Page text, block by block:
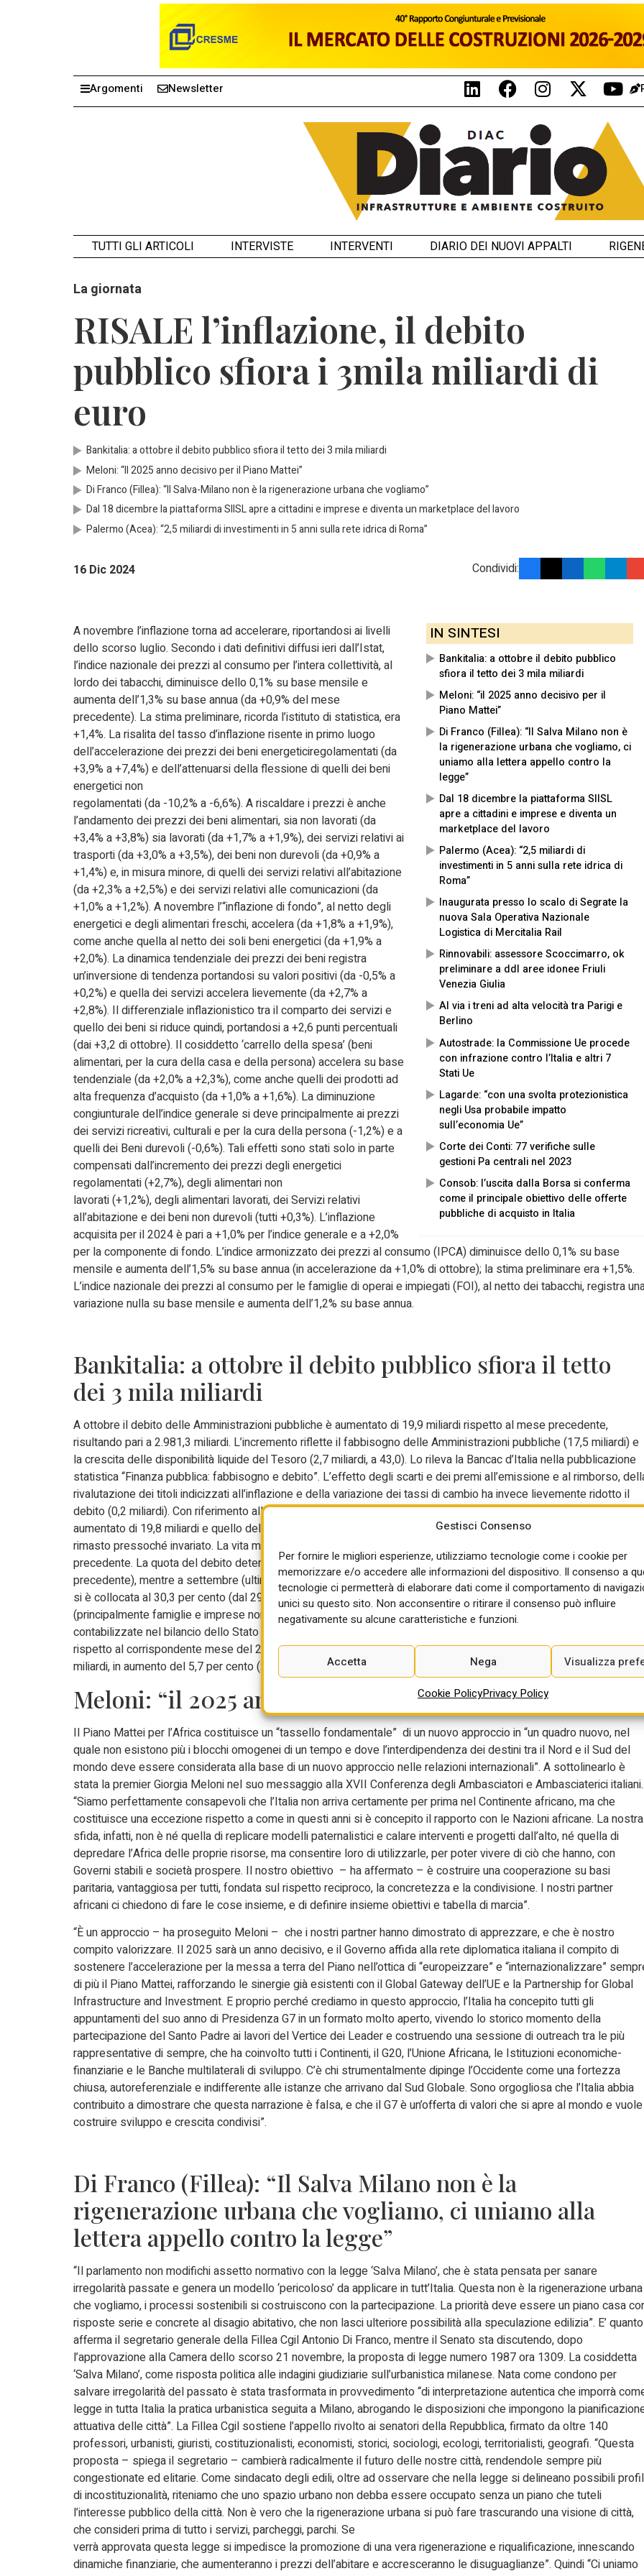
Gestisci Consenso
Per fornire le migliori esperienze, utilizziamo tecnologie come i cookie per
memorizzare e/o accedere alle informazioni del dispositivo. Il consenso a
tecnologie ci permetterà di elaborare dati come il comportamento di
unici su questo sito. Non acconsentire o ritirare il consenso può influire
negativamente su alcune caratteristiche e funzioni.
Accetta Nega Visualizza
Cookie PolicyPrivacy Policy
Argomenti Newsletter
TUTTI GLI ARTICOLI INTERVISTE INTERVENTI DIARIO DEI NUOVI APPALTI
La giornata
RISALE l’inflazione, il debito
pubblico sfiora i 3mila miliardi di
euro
Bankitalia: a ottobre il debito pubblico sfiora il tetto dei 3 mila miliardi
Meloni: “Il 2025 anno decisivo per il Piano Mattei”
Di Franco (Fillea): “Il Salva-Milano non è la rigenerazione urbana che vogliamo”
Dal 18 dicembre la piattaforma SIISL apre a cittadini e imprese e diventa un marketplace del lavoro
Palermo (Acea): “2,5 miliardi di investimenti in 5 anni sulla rete idrica di Roma”
16 Dic 2024 Condividi:
IN SINTESI
Bankitalia: a ottobre il debito pubblico
sfiora il tetto dei 3 mila miliardi
Meloni: “il 2025 anno decisivo per il
Piano Mattei”
Di Franco (Fillea): “Il Salva Milano non è
la rigenerazione urbana che vogliamo, ci
uniamo alla lettera appello contro la
legge”
Dal 18 dicembre la piattaforma SIISL
apre a cittadini e imprese e diventa un
marketplace del lavoro
Palermo (Acea): “2,5 miliardi di
investimenti in 5 anni sulla rete idrica di
Roma”
Inaugurata presso lo scalo di Segrate la
nuova Sala Operativa Nazionale
Logistica di Mercitalia Rail
Rinnovabili: assessore Scoccimarro, ok
preliminare a ddl aree idonee Friuli
Venezia Giulia
Al via i treni ad alta velocità tra Parigi e
Berlino
Autostrade: la Commissione Ue procede
con infrazione contro l’Italia e altri 7
Stati Ue
Lagarde: “con una svolta protezionistica
negli Usa probabile impatto
sull’economia Ue”
Corte dei Conti: 77 verifiche sulle
gestioni Pa centrali nel 2023
Consob: l’uscita dalla Borsa si conferma
come il principale obiettivo delle offerte
pubbliche di acquisto in Italia
A novembre l’inflazione torna ad accelerare, riportandosi ai livelli
dello scorso luglio. Secondo i dati definitivi diffusi ieri dall’Istat,
l’indice nazionale dei prezzi al consumo per l’intera collettività, al
lordo dei tabacchi, diminuisce dello 0,1% su base mensile e
aumenta dell’1,3% su base annua (da +0,9% del mese
precedente). La stima preliminare, ricorda l’istituto di statistica, era
+1,4%. La risalita del tasso d’inflazione risente in primo luogo
dell’accelerazione dei prezzi dei beni energeticiregolamentati (da
+3,9% a +7,4%) e dell’attenuarsi della flessione di quelli dei beni
energetici non
regolamentati (da -10,2% a -6,6%). A riscaldare i prezzi è anche
l’andamento dei prezzi dei beni alimentari, sia non lavorati (da
+3,4% a +3,8%) sia lavorati (da +1,7% a +1,9%), dei servizi relativi ai
trasporti (da +3,0% a +3,5%), dei beni non durevoli (da +0,9% a
+1,4%) e, in misura minore, di quelli dei servizi relativi all’abitazione
(da +2,3% a +2,5%) e dei servizi relativi alle comunicazioni (da
+1,0% a +1,2%). A novembre l’“inflazione di fondo”, al netto degli
energetici e degli alimentari freschi, accelera (da +1,8% a +1,9%),
come anche quella al netto dei soli beni energetici (da +1,9% a
+2,0%). La dinamica tendenziale dei prezzi dei beni registra
un’inversione di tendenza portandosi su valori positivi (da -0,5% a
+0,2%) e quella dei servizi accelera lievemente (da +2,7% a
+2,8%). Il differenziale inflazionistico tra il comparto dei servizi e
quello dei beni si riduce quindi, portandosi a +2,6 punti percentuali
(dai +3,2 di ottobre). Il cosiddetto ‘carrello della spesa’ (beni
alimentari, per la cura della casa e della persona) accelera su base
tendenziale (da +2,0% a +2,3%), come anche quelli dei prodotti ad
alta frequenza d’acquisto (da +1,0% a +1,6%). La diminuzione
congiunturale dell’indice generale si deve principalmente ai prezzi
dei servizi ricreativi, culturali e per la cura della persona (-1,2%) e a
quelli dei Beni durevoli (-0,6%). Tali effetti sono stati solo in parte
compensati dall’incremento dei prezzi degli energetici
regolamentati (+2,7%), degli alimentari non
lavorati (+1,2%), degli alimentari lavorati, dei Servizi relativi
all’abitazione e dei beni non durevoli (tutti +0,3%). L’inflazione
acquisita per il 2024 è pari a +1,0% per l’indice generale e a +2,0%
per la componente di fondo. L’indice armonizzato dei prezzi al consumo (IPCA) diminuisce dello 0,1% su base
mensile e aumenta dell’1,5% su base annua (in accelerazione da +1,0% di ottobre); la stima preliminare era +1,5%.
L’indice nazionale dei prezzi al consumo per le famiglie di operai e impiegati (FOI), al netto dei tabacchi, registra
variazione nulla su base mensile e aumenta dell’1,2% su base annua.
Bankitalia: a ottobre il debito pubblico sfiora il tetto
dei 3 mila miliardi
A ottobre il debito delle Amministrazioni pubbliche è aumentato di 19,9 miliardi rispetto al mese precedente,
risultando pari a 2.981,3 miliardi. L’incremento riflette il fabbisogno delle Amministrazioni pubbliche (17,5 miliardi) e
la crescita delle disponibilità liquide del Tesoro (2,7 miliardi, a 43,0). Lo rileva la Bancac d’Italia nella pubblicazione
statistica “Finanza pubblica: fabbisogno e debito”. L’effetto degli scarti e dei premi all’emissione e al rimborso,
rivalutazione dei titoli indicizzati all’inflazione e della variazione dei tassi di cambio ha invece lievemente ridotto il
debito (0,2 miliardi). Con riferimento alla ripartizione per sottosettori, il debito delle Amministrazioni centrali è
aumentato di 19,8 miliardi e quello delle Amministrazioni locali di 0,1 miliardi. Il debito degli enti di previdenza è
rimasto pressoché invariato. La vita media residua è risultata pari a 7,8 anni, in linea con il valore del mese
precedente. La quota del debito detenuto dalla Banca d’Italia è diminuita al 22,1 per cento (dal 22,3 del mese
precedente), mentre a settembre (ultimo mese per cui questo dato è disponibile) quella detenuta dai non residenti
si è collocata al 30,3 per cento (dal 29,8 per cento del mese precedente) e quella in capo agli altri residenti
(principalmente famiglie e imprese non finanziarie) è rimasta stabile al 14,4 per cento. A ottobre le entrate tributarie
contabilizzate nel bilancio dello Stato sono state pari a 42,4 miliardi, in aumento del 4,8 per cento (1,9 miliardi)
rispetto al corrispondente mese del 2023. Nei primi dieci mesi del 2024 le entrate tributarie sono state pari a 452,5
miliardi, in aumento del 5,7 per cento (24,2 miliardi) rispetto allo stesso periodo dell’anno scorso.
Meloni: “il 2025 anno decisivo per il Piano Mattei”
Il Piano Mattei per l’Africa costituisce un “tassello fondamentale” di un nuovo approccio in “un quadro nuovo, nel
quale non esistono più i blocchi omogenei di un tempo e dove l’interdipendenza dei destini tra il Nord e il Sud del
mondo deve essere considerata alla base di un nuovo approccio nelle relazioni internazionali”. A sottolinearlo è
stata la premier Giorgia Meloni nel suo messaggio alla XVII Conferenza degli Ambasciatori e Ambasciaterici italiani.
“Siamo perfettamente consapevoli che l’Italia non arriva certamente per prima nel Continente africano, ma che
costituisce una eccezione rispetto a come in questi anni si è concepito il rapporto con le Nazioni africane. La nostra
sfida, infatti, non è né quella di replicare modelli paternalistici e calare interventi e progetti dall’alto, né quella di
depredare l’Africa delle proprie risorse, ma consentire loro di utilizzarle, per poter vivere di ciò che hanno, con
Governi stabili e società prospere. Il nostro obiettivo – ha affermato – è costruire una cooperazione su basi
paritaria, vantaggiosa per tutti, fondata sul rispetto reciproco, la concretezza e la condivisione. I nostri partner
africani ci chiedono di fare le cose insieme, e di definire insieme obiettivi e tabella di marcia”.
“È un approccio – ha proseguito Meloni – che i nostri partner hanno dimostrato di apprezzare, e che è nostro
compito valorizzare. Il 2025 sarà un anno decisivo, e il Governo affida alla rete diplomatica italiana il compito di
sostenere l’accelerazione per la messa a terra del Piano nell’ottica di “europeizzare” e “internazionalizzare”
di più il Piano Mattei, rafforzando le sinergie già esistenti con il Global Gateway dell’UE e la Partnership for Global
Infrastructure and Investment. E proprio perché crediamo in questo approccio, l’Italia ha concepito tutti gli
appuntamenti del suo anno di Presidenza G7 in un formato molto aperto, vivendo lo storico momento della
partecipazione del Santo Padre ai lavori del Vertice dei Leader e costruendo una sessione di outreach tra le più
rappresentative di sempre, che ha coinvolto tutti i Continenti, il G20, l’Unione Africana, le Istituzioni economiche-
finanziarie e le Banche multilaterali di sviluppo. C’è chi strumentalmente dipinge l’Occidente come una fortezza
chiusa, autoreferenziale e indifferente alle istanze che arrivano dal Sud Globale. Sono orgogliosa che l’Italia abbia
contribuito a dimostrare che questa narrazione è falsa, e che il G7 è un’offerta di valori che si apre al mondo e vuole
costruire sviluppo e crescita condivisi”.
Di Franco (Fillea): “Il Salva Milano non è la
rigenerazione urbana che vogliamo, ci uniamo alla
lettera appello contro la legge”
“Il parlamento non modifichi assetto normativo con la legge ‘Salva Milano’, che è stata pensata per sanare
irregolarità passate e genera un modello ‘pericoloso’ da applicare in tutt’Italia. Questa non è la rigenerazione urbana
che vogliamo, i processi sostenibili si costruiscono con la partecipazione. La priorità deve essere un piano casa
risposte serie e concrete al disagio abitativo, che non lasci ulteriore possibilità alla speculazione edilizia”. E’ quanto
afferma il segretario generale della Fillea Cgil Antonio Di Franco, mentre il Senato sta discutendo, dopo
l’approvazione alla Camera dello scorso 21 novembre, la proposta di legge numero 1987 ora 1309. La cosiddetta
‘Salva Milano’, come risposta politica alle indagini giudiziarie sull’urbanistica milanese. Nata come condono per
salvare irregolarità del passato è stata trasformata in provvedimento “di interpretazione autentica che imporrà
legge in tutta Italia la pratica urbanistica seguita a Milano, abrogando le disposizioni che impongono la
attuativa delle città”. La Fillea Cgil sostiene l’appello rivolto ai senatori della Repubblica, firmato da oltre 140
professori, urbanisti, giuristi, costituzionalisti, economisti, storici, sociologi, ecologi, territorialisti, geografi. “Questa
proposta – spiega il segretario – cambierà radicalmente il futuro delle nostre città, rendendole sempre più
congestionate ed elitarie. Come sindacato degli edili, oltre ad osservare che nella legge si delineano possibili
di incostituzionalità, riteniamo che uno spazio urbano non debba essere occupato senza un piano che tuteli
l’interesse pubblico della città. Non è vero che la rigenerazione urbana si può fare trascurando una visione di città,
che consideri prima di tutto i servizi, parcheggi, parchi. Se
verrà approvata questa legge si impedisce la promozione di una vera rigenerazione e riqualificazione, innescando
dinamiche finanziarie, che aumenteranno i prezzi dell’abitare e accresceranno le disuguaglianze”. Quindi “Ci uniamo